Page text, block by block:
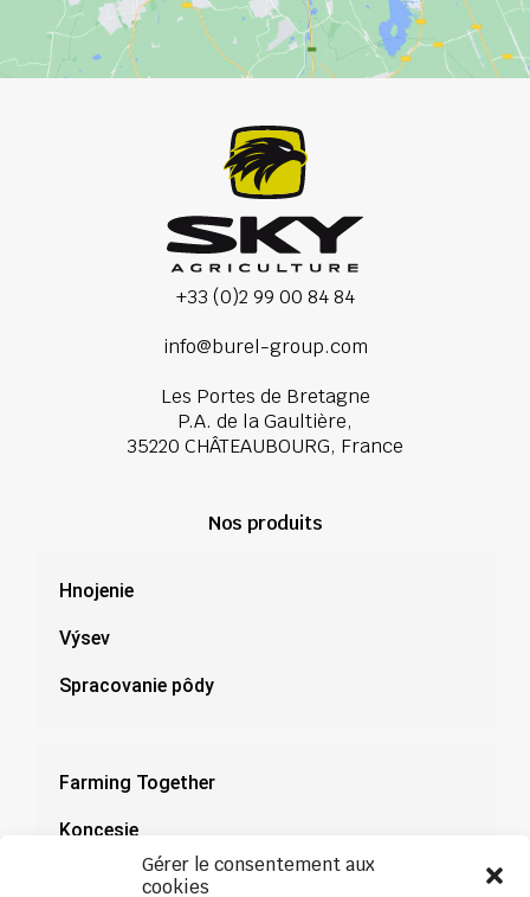
Gérer le consentement aux
cookies
+33 (0)2 99 00 84 84
info@burel-group.com
Les Portes de Bretagne
P.A. de la Gaultière,
35220 CHÂTEAUBOURG, France
Nos produits
Hnojenie
Výsev
Spracovanie pôdy
Farming Together
Koncesie
Dokumentácia